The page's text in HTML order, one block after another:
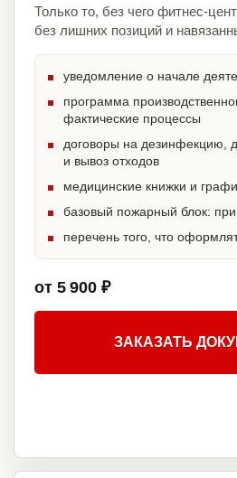
Только то, без чего фитнес-
без лишних позиций и
уведомление о начале
программа
фактические процессы
договоры на дезинфекцию,
и вывоз отходов
медицинские книжки и
базовый пожарный блок:
перечень того, что
от 5 900 ₽
ЗАКАЗАТЬ